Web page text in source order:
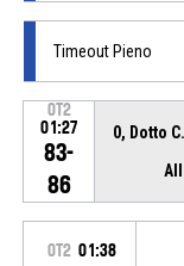
Timeout Pieno
OT2
01:27
83-
86
0, Dotto
OT2 01:38